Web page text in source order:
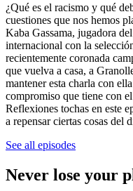
¿Qué es el racismo y qué
cuestiones que nos hemos
Kaba Gassama, jugadora
internacional con la
recientemente coronada
que vuelva a casa, a
mantener esta charla con
compromiso que tiene con
Reflexiones tochas en este
a repensar ciertas cosas del
See all episodes
Never lose your